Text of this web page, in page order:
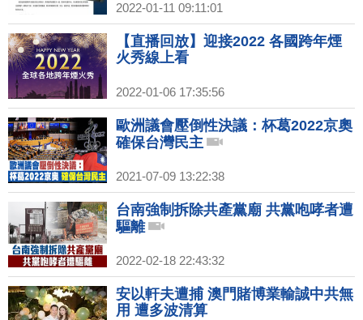
2022-01-11 09:11:01
【直播回放】迎接2022 各國跨年煙
火秀線上看
2022-01-06 17:35:56
歐洲議會壓倒性決議：杯葛2022京奧
確保台灣民主
2021-07-09 13:22:38
台南強制拆除共產黨廟 共黨咆哮者遭
驅離
2022-02-18 22:43:32
安以軒夫遭捕 澳門賭博業輸誠中共無
用 遭多波清算